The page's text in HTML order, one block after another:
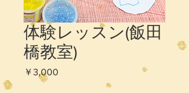
体験レッスン(飯田
橋教室)
￥3,000